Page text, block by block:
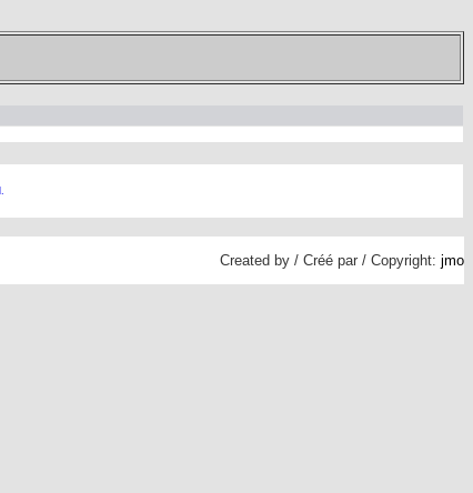
Created by / Créé par / Copyright: jmo